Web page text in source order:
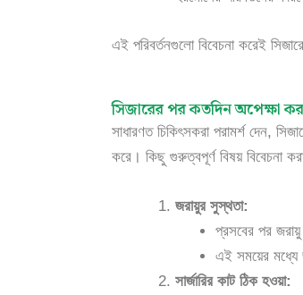
এই পরিবর্তনগুলো বিবেচনা করেই
সিজারের পর কতদিন অপেক্ষা
সাধারণত চিকিৎসকরা পরামর্শ দেন,
করে। কিছু গুরুত্বপূর্ণ বিষয় বিবেচনা
জরায়ুর সুস্থতা:
প্রসবের পর
এই সময়ের মধ্যে
সার্জারির কাট ঠিক হওয়া: